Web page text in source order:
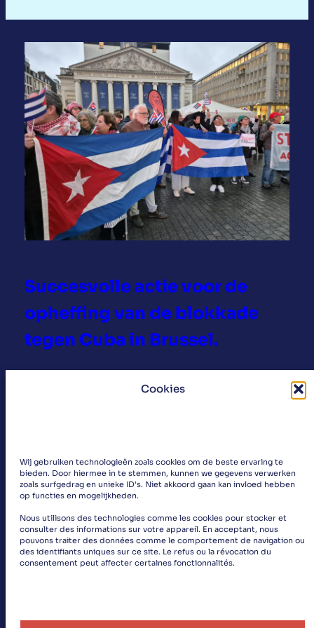
Cookies
Wij gebruiken technologieën zoals cookies om de beste ervaring te
bieden. Door hiermee in te stemmen, kunnen we gegevens verwerken
zoals surfgedrag en unieke ID's. Niet akkoord gaan kan invloed hebben
op functies en mogelijkheden.
Nous utilisons des technologies comme les cookies pour stocker et
consulter des informations sur votre appareil. En acceptant, nous
pouvons traiter des données comme le comportement de navigation ou
des identifiants uniques sur ce site. Le refus ou la révocation du
consentement peut affecter certaines fonctionnalités.
Succesvolle actie voor de
opheffing van de blokkade
tegen Cuba in Brussel.
actievoerders bijeen aan het muntplein in
deel net zoals vakbonden en
middenveldorganisaties ook waren de
progressieve…
Lees meer:
S
u
c
s